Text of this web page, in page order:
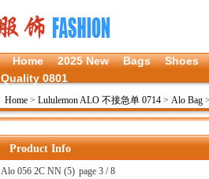
Home 2025 New Bags Shoes
Quality 0801
Home > Lululemon ALO 不接急单 0714 > Alo Bag >
Product Info
Alo 056 2C NN (5) page 3 / 8